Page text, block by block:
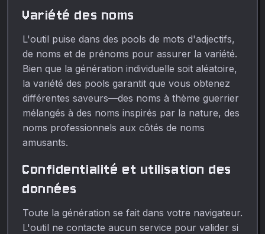
Variété des noms
L'outil puise dans des pools de mots d'adjectifs,
de noms et de prénoms pour assurer la variété.
Bien que la génération individuelle soit aléatoire,
la variété des pools garantit que vous obtenez
différentes saveurs—des noms à thème guerrier
mélangés à des noms inspirés par la nature, des
noms professionnels aux côtés de noms
amusants.
Confidentialité et utilisation des
données
Toute la génération se fait dans votre navigateur.
L'outil ne contacte aucun service pour valider si